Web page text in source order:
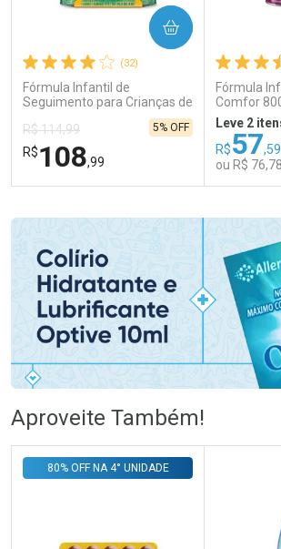
(32)
Fórmula Infantil de
Seguimento para Crianças de
Primeira Infância Nestonutri
2 Unidades de 800g cada
R$ 114,99
R$108,99
5% OFF
COMPRAR
Comprar sem Desconto
Por R$ 108,99/cada
Comprar sem Desconto
Por R$ 108,99/cada
Fórmula
Comfor
Leve 2
R$57
ou R$
Por
Aproveite Também!
80% OFF NA 4° UNIDADE